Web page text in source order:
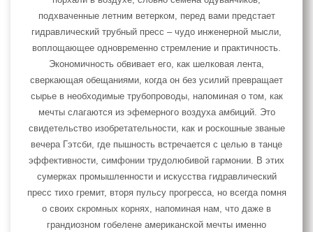
подхваченные летним ветерком, перед вами предстает
гидравлический трубный пресс – чудо инженерной мысли,
воплощающее одновременно стремление и практичность.
Экономичность обвивает его, как шелковая лента,
сверкающая обещаниями, когда он без усилий превращает
сырье в необходимые трубопроводы, напоминая о том, как
мечты слагаются из эфемерного воздуха амбиций. Это
свидетельство изобретательности, как и роскошные званые
вечера Гэтсби, где пышность встречается с целью в танце
эффективности, симфонии трудолюбивой гармонии. В этих
сумерках промышленности и искусства гидравлический
пресс тихо гремит, вторя пульсу прогресса, но всегда помня
о своих скромных корнях, напоминая нам, что даже в
грандиозном гобелене американской мечты именно